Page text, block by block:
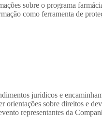
sobre o programa
como ferramenta de
jurídicos e
orientações sobre direitos e
representantes da